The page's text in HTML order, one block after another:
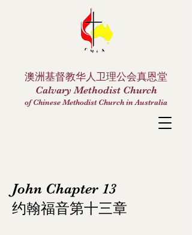
澳洲基督教华人卫理公会真恩堂
Calvary Methodist Church
of Chinese Methodist Church in Australia
John Chapter 13
约翰福音第十三章